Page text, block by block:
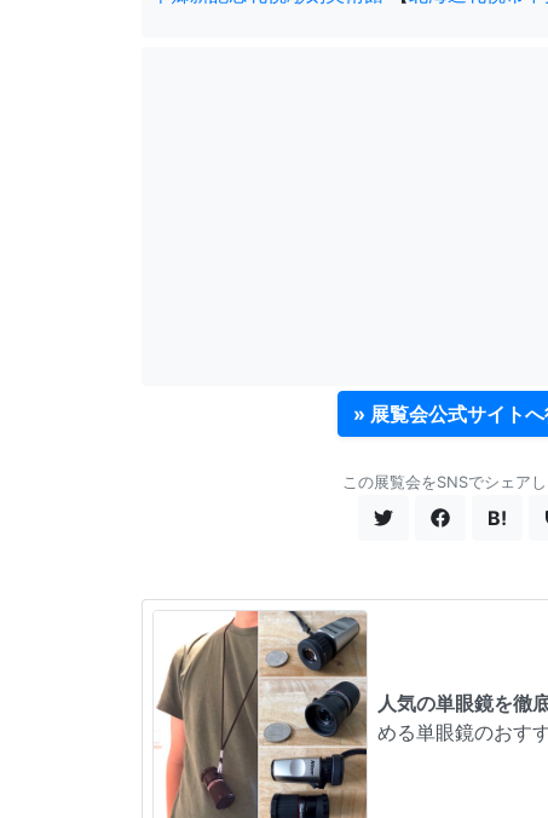
» 展覧会公式サイトへ
この展覧会をSNSでシェアし
B!
人気の単眼鏡を徹
める単眼鏡のおす